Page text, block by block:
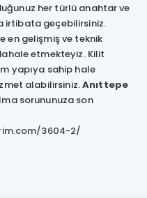
her türlü anahtar ve
irtibata geçebilirsiniz.
en gelişmiş ve teknik
etmekteyiz. Kilit
yapıya sahip hale
alabilirsiniz.Anıttepe
sorununuza son
3604-2/